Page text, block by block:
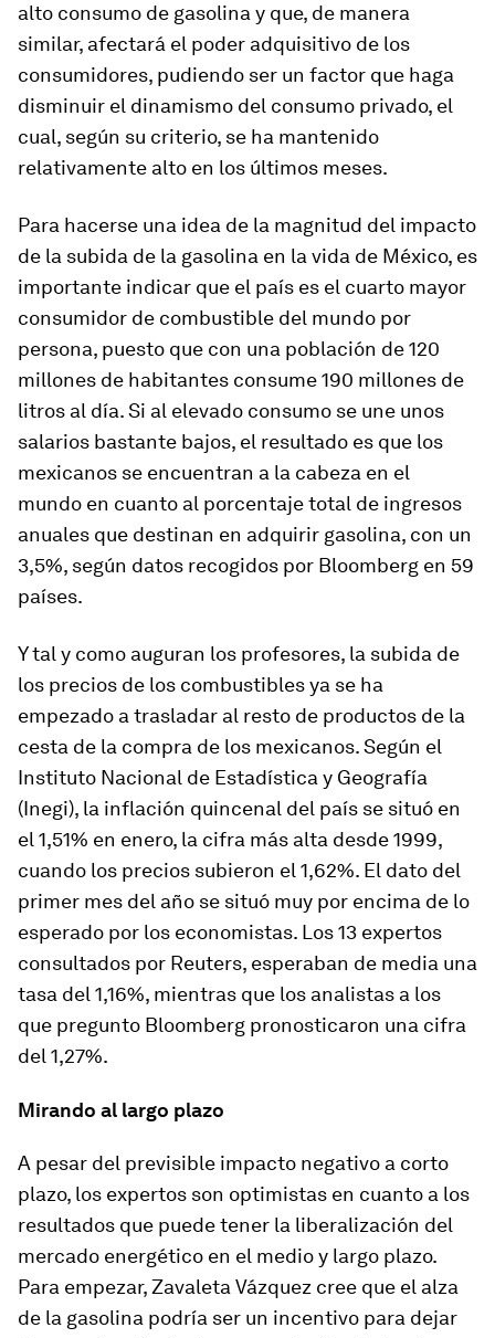
alto consumo de gasolina y que, de manera
similar, afectará el poder adquisitivo de los
consumidores, pudiendo ser un factor que haga
disminuir el dinamismo del consumo privado, el
cual, según su criterio, se ha mantenido
relativamente alto en los últimos meses.
Para hacerse una idea de la magnitud del impacto
de la subida de la gasolina en la vida de México, es
importante indicar que el país es el cuarto mayor
consumidor de combustible del mundo por
persona, puesto que con una población de 120
millones de habitantes consume 190 millones de
litros al día. Si al elevado consumo se une unos
salarios bastante bajos, el resultado es que los
mexicanos se encuentran a la cabeza en el
mundo en cuanto al porcentaje total de ingresos
anuales que destinan en adquirir gasolina, con un
3,5%, según datos recogidos por Bloomberg en 59
países.
Y tal y como auguran los profesores, la subida de
los precios de los combustibles ya se ha
empezado a trasladar al resto de productos de la
cesta de la compra de los mexicanos. Según el
Instituto Nacional de Estadística y Geografía
(Inegi), la inflación quincenal del país se situó en
el 1,51% en enero, la cifra más alta desde 1999,
cuando los precios subieron el 1,62%. El dato del
primer mes del año se situó muy por encima de lo
esperado por los economistas. Los 13 expertos
consultados por Reuters, esperaban de media una
tasa del 1,16%, mientras que los analistas a los
que pregunto Bloomberg pronosticaron una cifra
del 1,27%.
Mirando al largo plazo
A pesar del previsible impacto negativo a corto
plazo, los expertos son optimistas en cuanto a los
resultados que puede tener la liberalización del
mercado energético en el medio y largo plazo.
Para empezar, Zavaleta Vázquez cree que el alza
de la gasolina podría ser un incentivo para dejar